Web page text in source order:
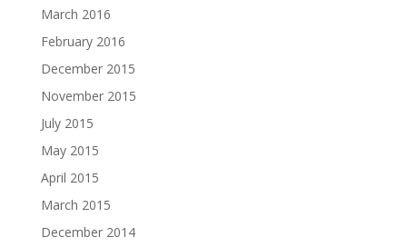
March 2016
February 2016
December 2015
November 2015
July 2015
May 2015
April 2015
March 2015
December 2014